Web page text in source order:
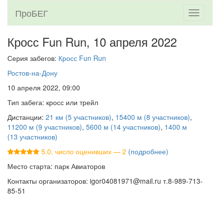
Toggle
ПроБЕГ
Кросс Fun Run, 10 апреля 2022
Серия забегов: Кросс Fun Run
Ростов-на-Дону
10 апреля 2022, 09:00
Тип забега: кросс или трейл
Дистанции: 21 км (5 участников), 15400 м (8 участников),
11200 м (9 участников), 5600 м (14 участников), 1400 м
(13 участников)
5.0, число оценивших — 2 (подробнее)
Место старта: парк Авиаторов
Контакты организаторов: igor04081971@mail.ru т.8-989-713-
85-51